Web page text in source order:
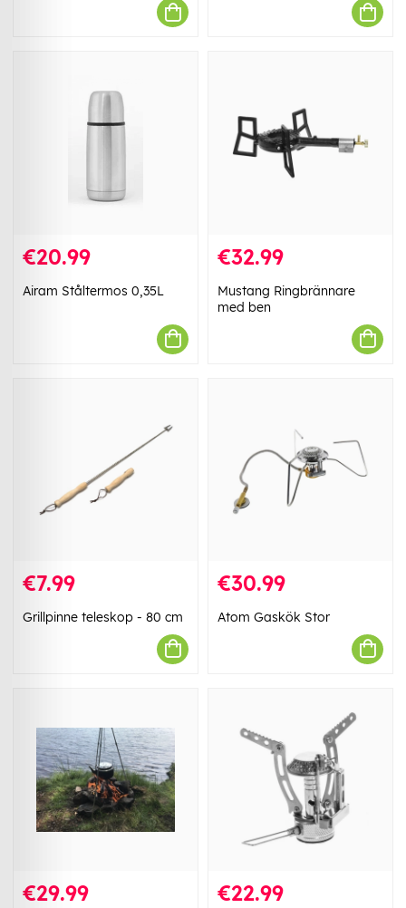
€20.99
Airam Ståltermos 0,35L
€32.99
Mustang Ringbrännare
med ben
€7.99
Grillpinne teleskop - 80 cm
€30.99
Atom Gaskök Stor
€29.99 €22.99